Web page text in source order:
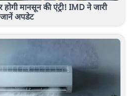
मानसून की एंट्री! IMD ने जारी
जानें अपडेट